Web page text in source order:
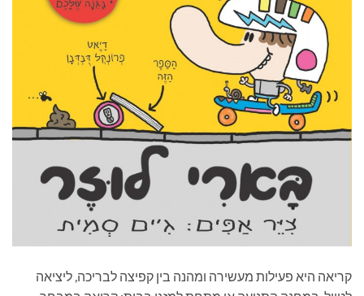
קריאה היא פעילות מעשירה ומהנה בין קפיצה לבריכה, ליציאה